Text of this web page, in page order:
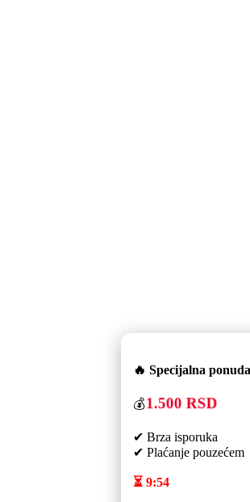
🔥 Specijalna
💰1.500 RSD
✔ Brza isporuka
✔ Plaćanje pouzećem
⏳ 9:54